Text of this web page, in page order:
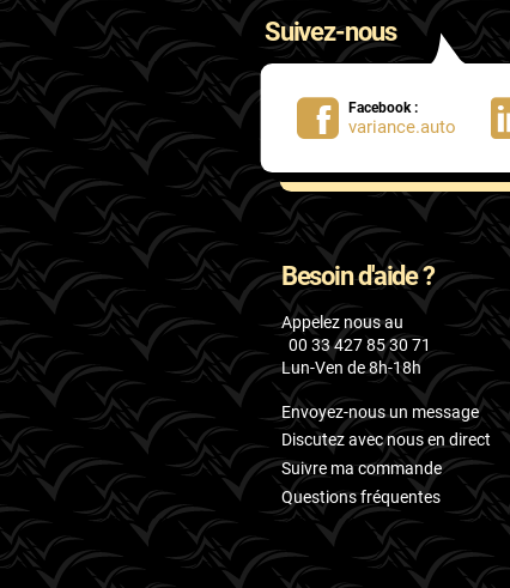
Suivez-nous
Facebook :
variance.auto
Besoin d'aide ?
Appelez nous au
00 33 427 85 30 71
Lun-Ven de 8h-18h
Envoyez-nous un message
Discutez avec nous en direct
Suivre ma commande
Questions fréquentes